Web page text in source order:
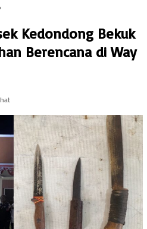
Kedondong Bekuk
Berencana di Way